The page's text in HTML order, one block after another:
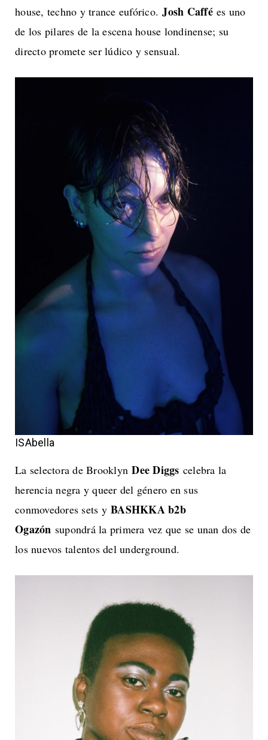
house, techno y trance eufórico.Josh Caffé es uno
de los pilares de la escena house londinense; su
directo promete ser lúdico y sensual.
ISAbella
La selectora de BrooklynDee Diggs celebra la
herencia negra y queer del género en sus
conmovedores sets y BASHKKA b2b
Ogazón supondrá la primera vez que se unan dos de
los nuevos talentos del underground.